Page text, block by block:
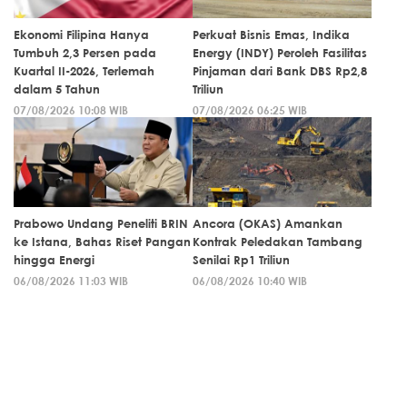
Ekonomi Filipina Hanya
Tumbuh 2,3 Persen pada
Kuartal II-2026, Terlemah
dalam 5 Tahun
07/08/2026 10:08 WIB
Perkuat Bisnis Emas, Indika
Energy (INDY) Peroleh Fasilitas
Pinjaman dari Bank DBS Rp2,8
Triliun
07/08/2026 06:25 WIB
Prabowo Undang Peneliti BRIN
ke Istana, Bahas Riset Pangan
hingga Energi
06/08/2026 11:03 WIB
Ancora (OKAS) Amankan
Kontrak Peledakan Tambang
Senilai Rp1 Triliun
06/08/2026 10:40 WIB